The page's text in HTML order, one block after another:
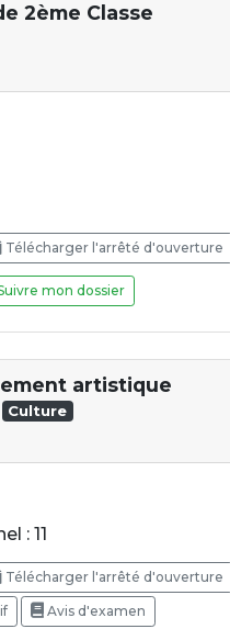
2ème Classe
Télécharger l'arrêté d'ouverture
mon dossier
artistique
Culture
: 11
Télécharger l'arrêté d'ouverture
Avis d'examen